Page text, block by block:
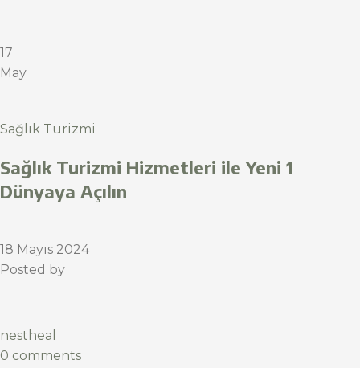
17
May
Sağlık Turizmi
Sağlık Turizmi Hizmetleri ile Yeni 1
Dünyaya Açılın
18 Mayıs 2024
Posted by
nestheal
0 comments